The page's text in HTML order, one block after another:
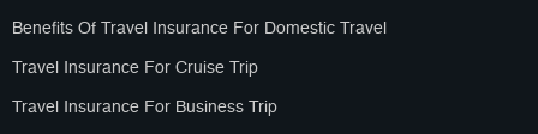
Benefits Of Travel Insurance For Domestic Travel
Travel Insurance For Cruise Trip
Travel Insurance For Business Trip